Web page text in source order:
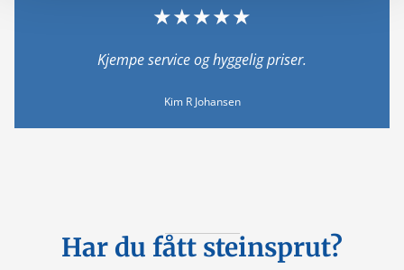
★★★★★
Kjempe service og hyggelig priser.
Kim R Johansen
Har du fått steinsprut?